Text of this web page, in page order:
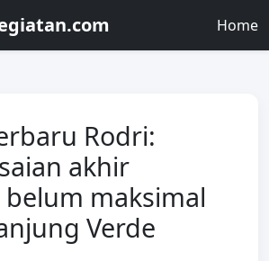
Home
Rodri:
akhir
belum maksimal
Verde